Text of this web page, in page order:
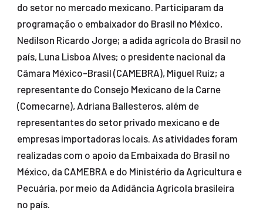
do setor no mercado mexicano. Participaram da
programação o embaixador do Brasil no México,
Nedilson Ricardo Jorge; a adida agrícola do Brasil no
país, Luna Lisboa Alves; o presidente nacional da
Câmara México-Brasil (CAMEBRA), Miguel Ruiz; a
representante do Consejo Mexicano de la Carne
(Comecarne), Adriana Ballesteros, além de
representantes do setor privado mexicano e de
empresas importadoras locais. As atividades foram
realizadas com o apoio da Embaixada do Brasil no
México, da CAMEBRA e do Ministério da Agricultura e
Pecuária, por meio da Adidância Agrícola brasileira
no país.